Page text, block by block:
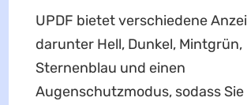
UPDF bietet verschiedene
darunter Hell, Dunkel, Mintgrün,
Sternenblau und einen
Augenschutzmodus, sodass Sie